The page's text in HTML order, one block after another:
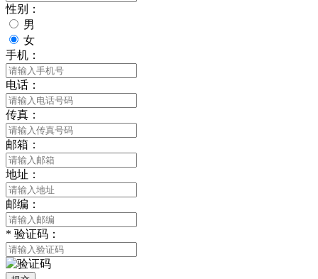
性别：
男
女
手机：
电话：
传真：
邮箱：
地址：
邮编：
* 验证码：